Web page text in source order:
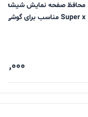
محافظ صفحه نمایش شیشه
Super x مناسب برای گوشی